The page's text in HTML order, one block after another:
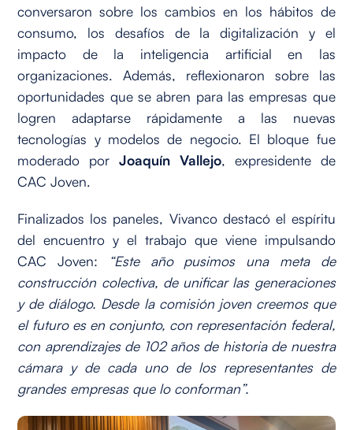
conversaron sobre los cambios en los hábitos de
consumo, los desafíos de la digitalización y el
impacto de la inteligencia artificial en las
organizaciones. Además, reflexionaron sobre las
oportunidades que se abren para las empresas que
logren adaptarse rápidamente a las nuevas
tecnologías y modelos de negocio. El bloque fue
moderado por Joaquín Vallejo, expresidente de
CAC Joven.
Finalizados los paneles, Vivanco destacó el espíritu
del encuentro y el trabajo que viene impulsando
CAC Joven:
“Este año pusimos una meta de
construcción colectiva, de unificar las generaciones
y de diálogo. Desde la comisión joven creemos que
el futuro es en conjunto, con representación federal,
con aprendizajes de 102 años de historia de nuestra
cámara y de cada uno de los representantes de
grandes empresas que lo conforman”.